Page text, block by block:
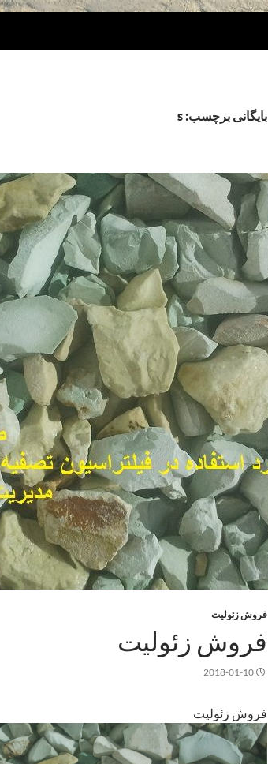
بایگانی برچسب: s
فروش زئولیت
فروش زئولیت
2018-01-10
فروش زئولیت